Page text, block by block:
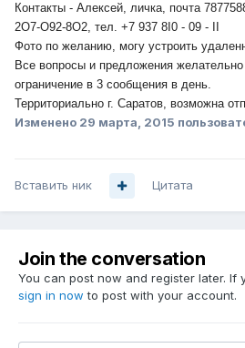
Контакты - Алексей, личка, почта
2O7-O92-8O2, тел. +7 937 8I0 - 09 - II
Фото по желанию, могу устроить
Все вопросы и предложения
ограничение в 3 сообщения в день.
Территориально г. Саратов, возможна
Изменено 29 марта, 2015
Вставить ник Цитата
Join the conversation
You can post now and register later. If
sign in now to post with your account.